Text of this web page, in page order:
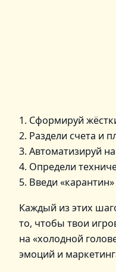
1. Сформируй
2. Раздели счета и
3. Автоматизируй
4. Определи
5. Введи
Каждый из этих
то, чтобы твои
на «холодной
эмоций и